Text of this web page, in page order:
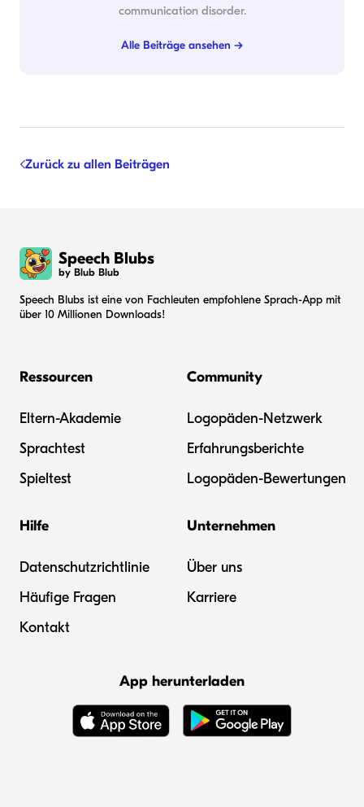
communication disorder.
Alle Beiträge ansehen →
Zurück zu allen Beiträgen
Speech Blubs
by Blub Blub
Speech Blubs ist eine von Fachleuten empfohlene Sprach-App mit
über 10 Millionen Downloads!
Ressourcen
Eltern-Akademie
Sprachtest
Spieltest
Community
Logopäden-Netzwerk
Erfahrungsberichte
Logopäden-Bewertungen
Hilfe
Datenschutzrichtlinie
Häufige Fragen
Kontakt
Unternehmen
Über uns
Karriere
App herunterladen